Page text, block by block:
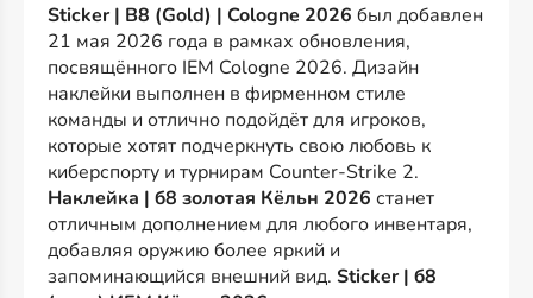
Sticker | B8 (Gold) | Cologne 2026 был добавлен
21 мая 2026 года в рамках обновления,
посвящённого IEM Cologne 2026. Дизайн
наклейки выполнен в фирменном стиле
команды и отлично подойдёт для игроков,
которые хотят подчеркнуть свою любовь к
киберспорту и турнирам Counter-Strike 2.
Наклейка | б8 золотая Кёльн 2026 станет
отличным дополнением для любого инвентаря,
добавляя оружию более яркий и
запоминающийся внешний вид. Sticker | б8